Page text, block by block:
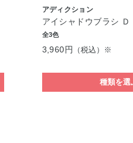
アディクション
アイシャドウブラシ Ｄ
全3色
3,960円 （税込）※
種類を選